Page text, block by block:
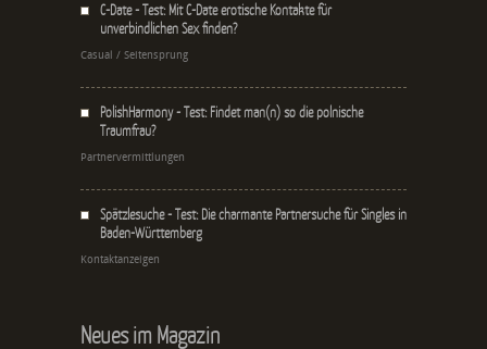
C-Date - Test: Mit C-Date erotische Kontakte für
unverbindlichen Sex finden?
Casual / Seitensprung
PolishHarmony - Test: Findet man(n) so die polnische
Traumfrau?
Partnervermittlungen
Spätzlesuche - Test: Die charmante Partnersuche für Singles in
Baden-Württemberg
Kontaktanzeigen
Neues im Magazin